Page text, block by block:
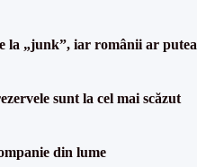
la „junk”, iar românii ar putea
sunt la cel mai scăzut
din lume